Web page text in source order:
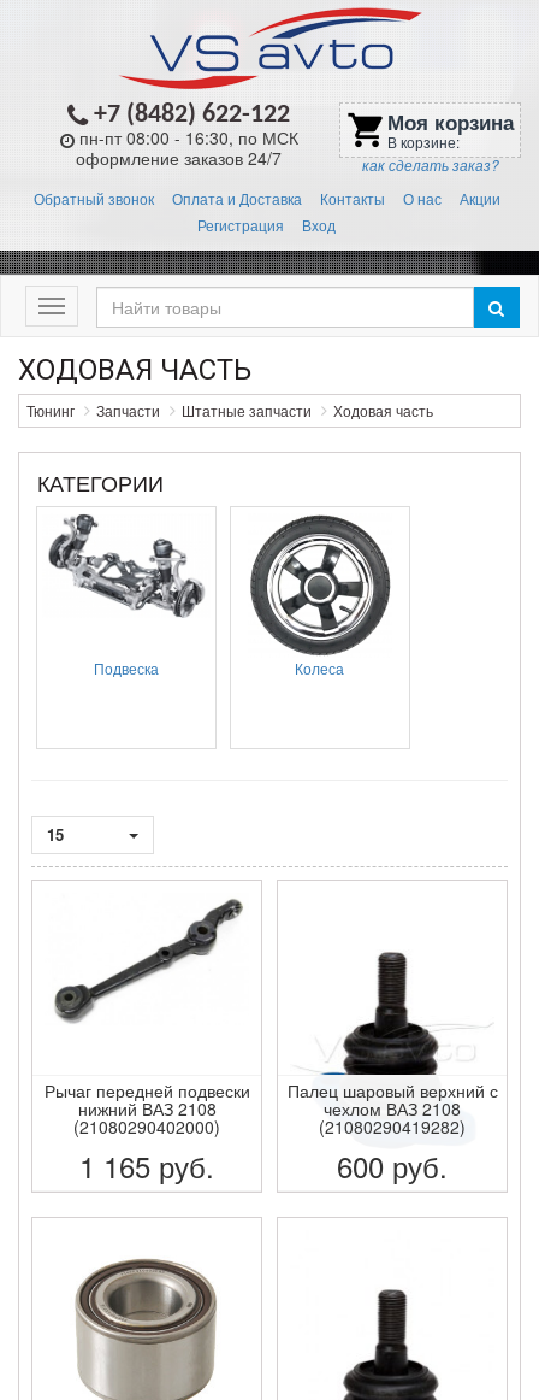
+7 (8482) 622-122
пн-пт 08:00 - 16:30, по МСК
оформление заказов 24/7
shopping_cart Моя корзина
В корзине:
как сделать заказ?
Обратный звонок Оплата и Доставка Контакты О нас
Акции
Регистрация
Вход
Меню
ХОДОВАЯ ЧАСТЬ
Тюнинг Запчасти Штатные запчасти Ходовая часть
КАТЕГОРИИ
Подвеска Колеса
15
Рычаг передней подвески
нижний ВАЗ 2108
(21080290402000)
1 165 руб.
ПОДРОБНЕЕ
Палец шаровый верхний с
чехлом ВАЗ 2108
(21080290419282)
600 руб.
ПОДРОБНЕЕ